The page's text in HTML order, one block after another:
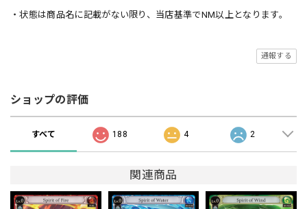
・状態は商品名に記載がない限り、当店基準でNM以上となります。
通報する
ショップの評価
すべて 188 4 2
関連商品